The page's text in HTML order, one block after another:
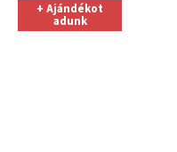
+ Ajándékot
adunk